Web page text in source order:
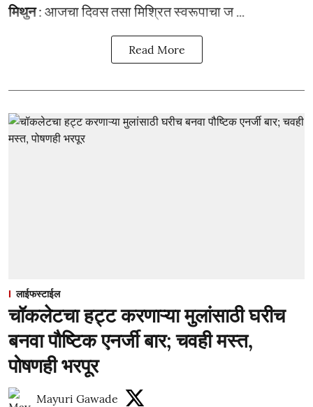
मिथुन: आजचा दिवस तसा मिश्रित स्वरूपाचा ज ...
Read More
लाईफस्टाईल
चॉकलेटचा हट्ट करणाऱ्या मुलांसाठी घरीच
बनवा पौष्टिक एनर्जी बार; चवही मस्त,
पोषणही भरपूर
Mayuri Gawade